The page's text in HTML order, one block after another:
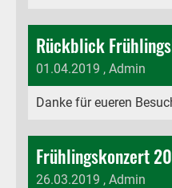
Rückblick
01.04.2019 , Admin
Danke für
Frühlingskonzert
26.03.2019 , Admin